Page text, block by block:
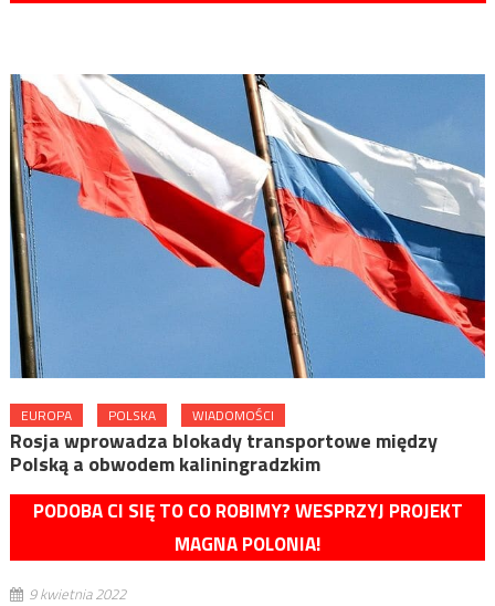
EUROPA POLSKA WIADOMOŚCI
Rosja wprowadza blokady transportowe między
Polską a obwodem kaliningradzkim
PODOBA CI SIĘ TO CO ROBIMY? WESPRZYJ PROJEKT
MAGNA POLONIA!
9 kwietnia 2022